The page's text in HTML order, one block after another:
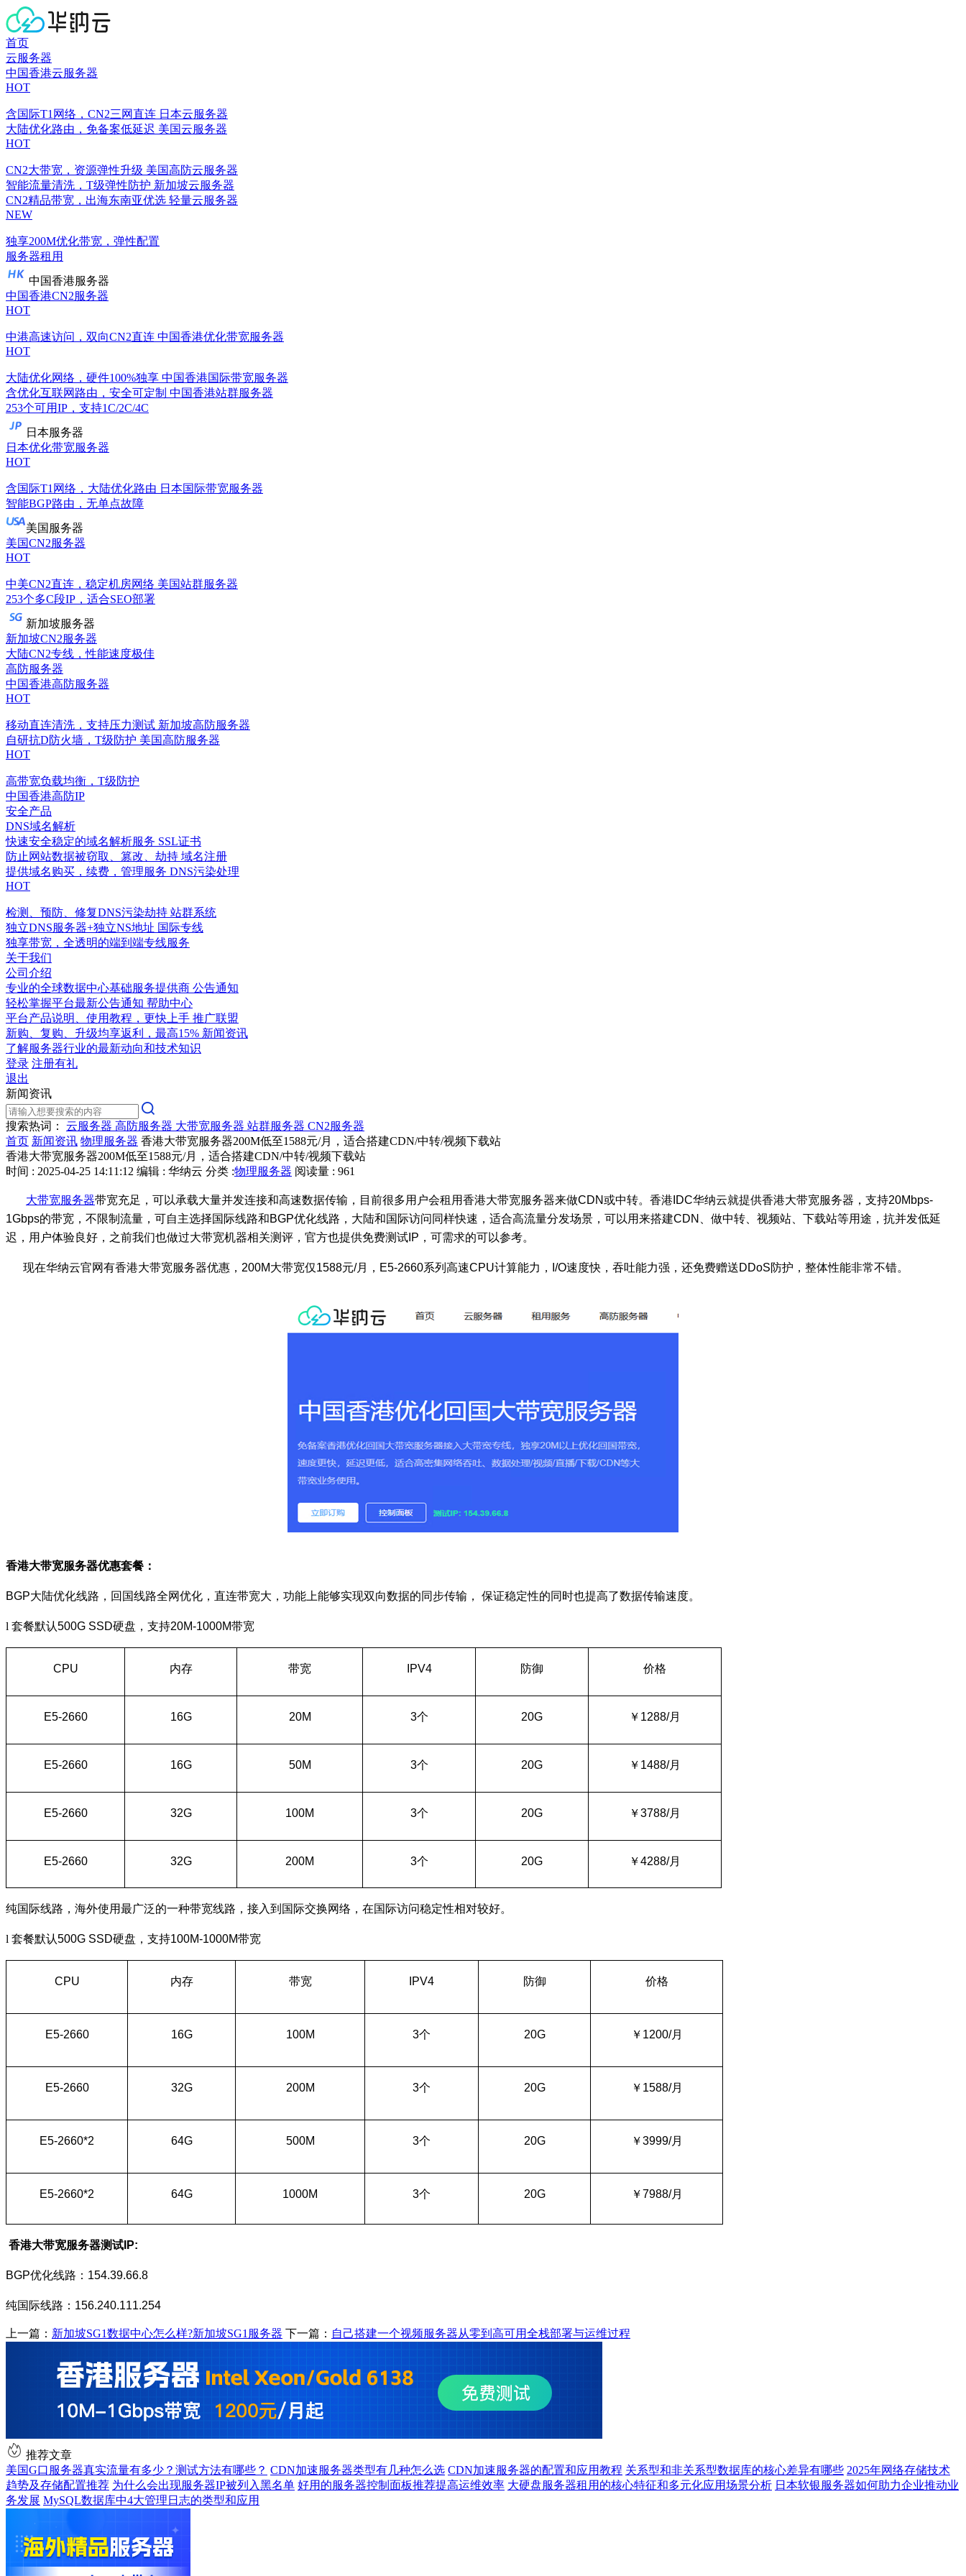
首页
云服务器
中国香港云服务器
HOT
含国际T1网络，CN2三网直连 日本云服务器
大陆优化路由，免备案低延迟 美国云服务器
HOT
CN2大带宽，资源弹性升级 美国高防云服务器
智能流量清洗，T级弹性防护 新加坡云服务器
CN2精品带宽，出海东南亚优选 轻量云服务器
NEW
独享200M优化带宽，弹性配置
服务器租用
中国香港服务器
中国香港CN2服务器
HOT
中港高速访问，双向CN2直连 中国香港优化带宽服务器
HOT
大陆优化网络，硬件100%独享 中国香港国际带宽服务器
含优化互联网路由，安全可定制 中国香港站群服务器
253个可用IP，支持1C/2C/4C
日本服务器
日本优化带宽服务器
HOT
含国际T1网络，大陆优化路由 日本国际带宽服务器
智能BGP路由，无单点故障
美国服务器
美国CN2服务器
HOT
中美CN2直连，稳定机房网络 美国站群服务器
253个多C段IP，适合SEO部署
新加坡服务器
新加坡CN2服务器
大陆CN2专线，性能速度极佳
高防服务器
中国香港高防服务器
HOT
移动直连清洗，支持压力测试 新加坡高防服务器
自研抗D防火墙，T级防护 美国高防服务器
HOT
高带宽负载均衡，T级防护
中国香港高防IP
安全产品
DNS域名解析
快速安全稳定的域名解析服务 SSL证书
防止网站数据被窃取、篡改、劫持 域名注册
提供域名购买，续费，管理服务 DNS污染处理
HOT
检测、预防、修复DNS污染劫持 站群系统
独立DNS服务器+独立NS地址 国际专线
独享带宽，全透明的端到端专线服务
关于我们
公司介绍
专业的全球数据中心基础服务提供商 公告通知
轻松掌握平台最新公告通知 帮助中心
平台产品说明、使用教程，更快上手 推广联盟
新购、复购、升级均享返利，最高15% 新闻资讯
了解服务器行业的最新动向和技术知识
登录 注册有礼
退出
新闻资讯
搜索热词： 云服务器 高防服务器 大带宽服务器 站群服务器 CN2服务器
首页 新闻资讯 物理服务器 香港大带宽服务器200M低至1588元/月，适合搭建CDN/中转/视频下载站
香港大带宽服务器200M低至1588元/月，适合搭建CDN/中转/视频下载站
时间 : 2025-04-25 14:11:12 编辑 : 华纳云 分类 :物理服务器 阅读量 : 961
大带宽服务器带宽充足，可以承载大量并发连接和高速数据传输，目前很多用户会租用香港大带宽服务器来做CDN或中转。香港 IDC华纳云就提供香港大带宽服务器，支持20Mbps-
1Gbps的带宽，不限制流量，可自主选择国际线路和BGP优化线路，大陆和国际访问同样快速，适合高流量分发场景，可以用来搭建CDN
、做中转、视频站、下载站等用途，抗并发低延
迟，用户体验良好，之前我们也做过大带宽机器相关测评，官方也提供免费测试 IP ，可需求的可以参考。
现在华纳云官网有香港大带宽服务器优惠， 200M大带宽仅1588元/月， E5-2660系列高速CPU计算能力， I/O速度快，吞吐能力强，还免费赠送DDoS防护，整体性能非常不错。
香港大带宽服务器优惠套餐：
BGP大陆优化线路，回国线路全网优化，直连带宽大，功能上能够实现双向数据的同步传输， 保证稳定性的同时也提高了数据传输速度。
l 套餐默认500G SSD硬盘，支持20M-1000M带宽
CPU 内存 带宽 IPV4 防御 价格
E5-2660 16G 20M 3个 20G ￥ 1288/月
E5-2660 16G 50M 3个 20G ￥ 1488/月
E5-2660 32G 100M 3个 20G ￥3788/月
E5-2660 32G 200M 3个 20G ￥4288/月
纯国际线路，海外使用最广泛的一种带宽线路，接入到国际交换网络，在国际访问稳定性相对较好。
l 套餐默认500G SSD硬盘，支持100M-1000M带宽
CPU 内存 带宽 IPV4 防御 价格
E5-2660 16G 100M 3个 20G ￥ 1200/月
E5-2660 32G 200M 3个 20G ￥ 1588/月
E5-2660*2 64G 500M 3个 20G ￥3999/月
E5-2660*2 64G 1000M 3个 20G ￥7988/月
香港大带宽服务器测试 IP:
BGP优化线路： 154.39.66.8
纯国际线路： 156.240.111.254
上一篇： 新加坡SG1数据中心怎么样?新加坡SG1服务器 下一篇： 自己搭建一个视频服务器从零到高可用全栈部署与运维过程
推荐文章
美国G口服务器真实流量有多少？测试方法有哪些？ CDN加速服务器类型有几种怎么选 CDN加速服务器的配置和应用教程 关系型和非关系型数据库的核心差异有哪些 2025年网络存储技术
趋势及存储配置推荐 为什么会出现服务器IP被列入黑名单 好用的服务器控制面板推荐提高运维效率 大硬盘服务器租用的核心特征和多元化应用场景分析 日本软银服务器如何助力企业推动业
务发展 MySQL数据库中4大管理日志的类型和应用